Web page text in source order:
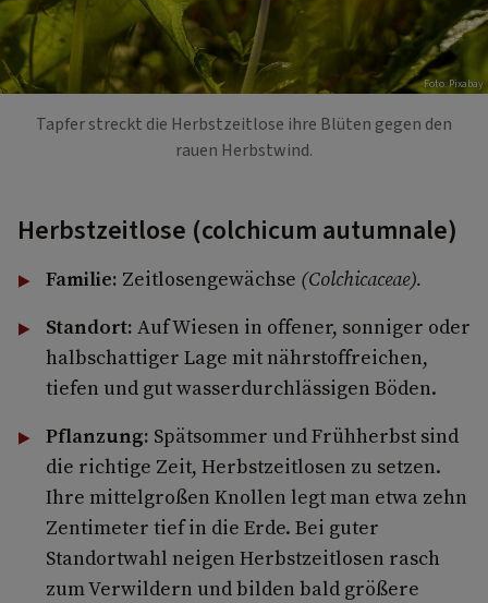
Foto: Pixabay
Tapfer streckt die Herbstzeitlose ihre Blüten gegen den
rauen Herbstwind.
Herbstzeitlose (colchicum autumnale)
Familie: Zeitlosengewächse (Colchicaceae).
Standort: Auf Wiesen in offener, sonniger oder
halbschattiger Lage mit nährstoffreichen,
tiefen und gut wasserdurchlässigen Böden.
Pflanzung: Spätsommer und Frühherbst sind
die richtige Zeit, Herbstzeitlosen zu setzen.
Ihre mittelgroßen Knollen legt man etwa zehn
Zentimeter tief in die Erde. Bei guter
Standortwahl neigen Herbstzeitlosen rasch
zum Verwildern und bilden bald größere